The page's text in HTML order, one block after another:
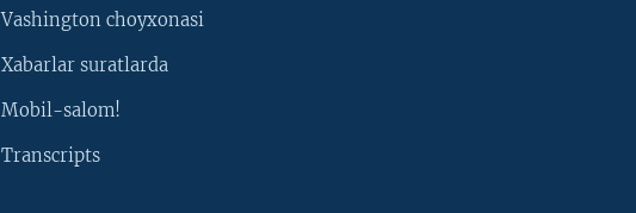
Vashington choyxonasi
Xabarlar suratlarda
Mobil-salom!
Transcripts